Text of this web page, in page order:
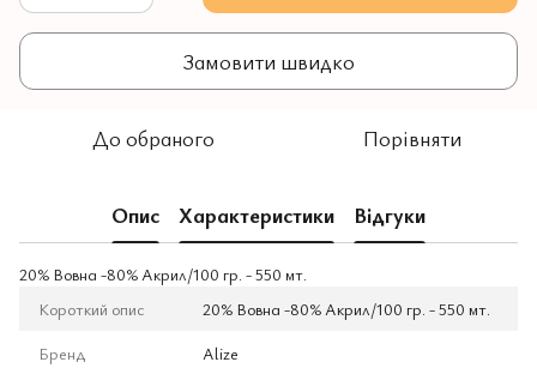
Замовити швидко
До обраного Порівняти
Опис Характеристики Відгуки
20% Вовна -80% Aкрил/100 гр. - 550 мт.
Короткий опис
20% Вовна -80% Aкрил/100 гр. - 550 мт.
Бренд
Alize